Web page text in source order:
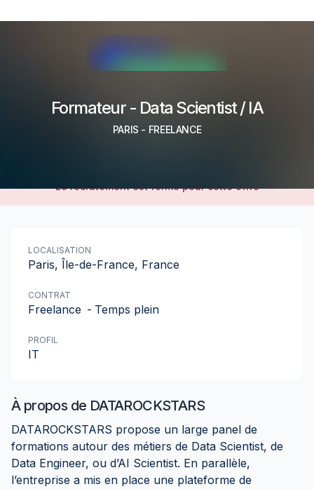
Formateur - Data Scientist / IA
PARIS - FREELANCE
Le recrutement est fermé pour cette offre
À propos de DATAROCKSTARS
DATAROCKSTARS propose un large panel de
formations autour des métiers de Data Scientist, de
Data Engineer, ou d’AI Scientist. En parallèle,
l’entreprise a mis en place une plateforme de
LOCALISATION
Paris, Île-de-France, France
CONTRAT
Freelance - Temps plein
PROFIL
IT